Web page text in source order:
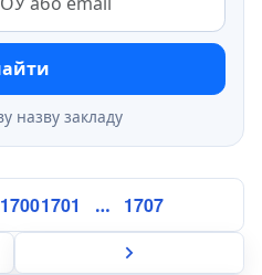
назву закладу
17001701 … 1707